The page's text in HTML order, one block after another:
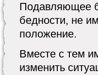
Подавляющее
бедности, не
положение.
Вместе с тем
изменить